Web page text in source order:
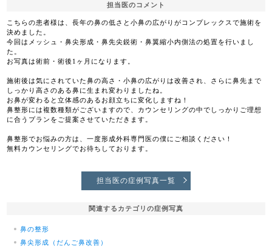
担当医のコメント
こちらの患者様は、長年の鼻の低さと小鼻の広がりがコンプレックスで施術を
決めました。
今回はメッシュ・鼻尖形成・鼻先尖鋭術・鼻翼縮小内側法の処置を行いまし
た。
お写真は術前・術後1ヶ月になります。
施術後は気にされていた鼻の高さ・小鼻の広がりは改善され、さらに鼻先まで
しっかり高さのある鼻に生まれ変わりましたね。
お鼻が変わると立体感のあるお顔立ちに変化しますね！
鼻整形には複数種類がございますので、カウンセリングの中でしっかりご理想
に合うプランをご提案させていただきます。
鼻整形でお悩みの方は、一度形成外科専門医の僕にご相談ください！
無料カウンセリングでお待ちしております。
担当医の症例写真一覧
関連するカテゴリの症例写真
鼻の整形
鼻尖形成（だんご鼻改善）